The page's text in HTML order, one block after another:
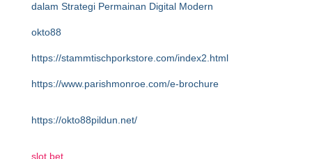
dalam Strategi Permainan Digital Modern
okto88
https://stammtischporkstore.com/index2.html
https://www.parishmonroe.com/e-brochure
https://okto88pildun.net/
slot bet